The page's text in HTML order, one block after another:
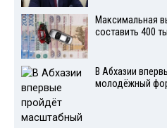
Максимальная
составить 400
В Абхазии
молодёжный